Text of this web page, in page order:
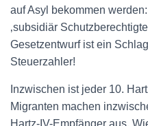
auf Asyl bekommen
‚subsidiär
Gesetzentwurf ist ein
Steuerzahler!
Inzwischen ist jeder 10.
Migranten machen
Hartz-IV-Empfänger aus.